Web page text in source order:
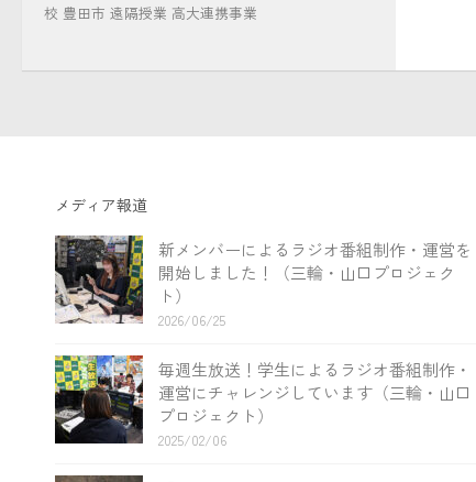
校 豊田市 遠隔授業 高大連携事業
メディア報道
新メンバーによるラジオ番組制作・運営を
開始しました！（三輪・山口プロジェク
ト）
2026/06/25
毎週生放送！学生によるラジオ番組制作・
運営にチャレンジしています（三輪・山口
プロジェクト）
2025/02/06